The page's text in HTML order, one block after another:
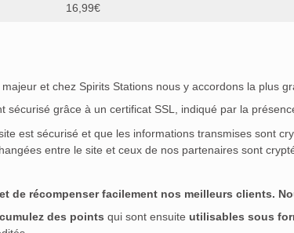
16,99€
et chez Spirits Stations nous y accordons la plus
sécurisé grâce à un certificat SSL, indiqué par la
est sécurisé et que les informations transmises sont
entre le site et ceux de nos partenaires sont
de récompenser facilement nos meilleurs clients.
des points qui sont ensuite utilisables sous